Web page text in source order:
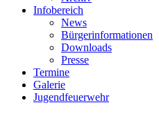
Infobereich
News
Bürgerinformationen
Downloads
Presse
Termine
Galerie
Jugendfeuerwehr